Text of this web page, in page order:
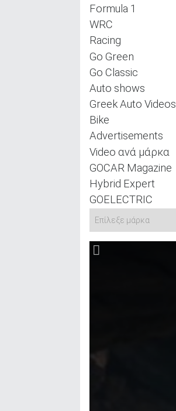
Formula 1
WRC
Racing
Go Green
Go Classic
Auto shows
Greek Auto Videos
Bike
Advertisements
Video ανά μάρκα
GOCAR Magazine
Hybrid Expert
GOELECTRIC